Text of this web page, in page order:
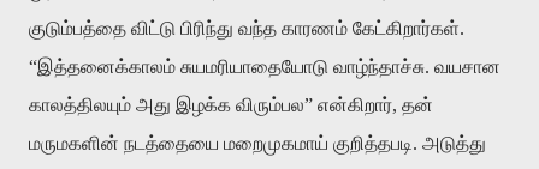
குடும்பத்தை விட்டு பிரிந்து வந்த காரணம் கேட்கிறார்கள்.
“இத்தனைக்காலம் சுயமரியாதையோடு வாழ்ந்தாச்சு. வயசான
காலத்திலயும் அது இழக்க விரும்பல” என்கிறார், தன்
மருமகளின் நடத்தையை மறைமுகமாய் குறித்தபடி. அடுத்து